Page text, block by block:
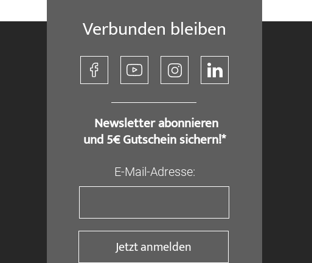
Verbunden bleiben
​ Newsletter abonnieren
und 5€ Gutschein sichern!*
E-Mail-Adresse:
Jetzt anmelden